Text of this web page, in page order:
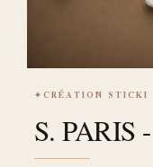
✦CRÉATION STICKI
S. PARIS